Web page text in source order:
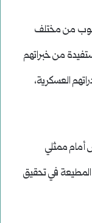
من مختلف
من خبراتهم
العسكرية،
أمام ممثلي
المطيعة في تحقيق